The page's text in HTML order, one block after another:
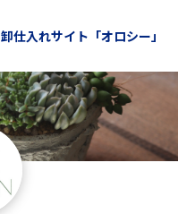
卸仕入れサイト「オロシー」